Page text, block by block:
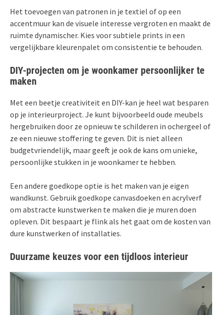
Het toevoegen van patronen in je textiel of op een
accentmuur kan de visuele interesse vergroten en maakt de
ruimte dynamischer. Kies voor subtiele prints in een
vergelijkbare kleurenpalet om consistentie te behouden.
DIY-projecten om je woonkamer persoonlijker te
maken
Met een beetje creativiteit en DIY-kan je heel wat besparen
op je interieurproject. Je kunt bijvoorbeeld oude meubels
hergebruiken door ze opnieuw te schilderen in ochergeel of
ze een nieuwe stoffering te geven. Dit is niet alleen
budgetvriendelijk, maar geeft je ook de kans om unieke,
persoonlijke stukken in je woonkamer te hebben.
Een andere goedkope optie is het maken van je eigen
wandkunst. Gebruik goedkope canvasdoeken en acrylverf
om abstracte kunstwerken te maken die je muren doen
opleven. Dit bespaart je flink als het gaat om de kosten van
dure kunstwerken of installaties.
Duurzame keuzes voor een tijdloos interieur